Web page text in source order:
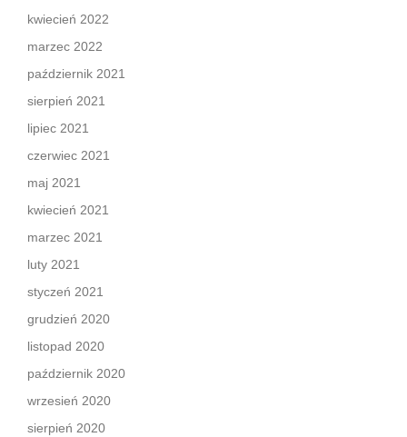
kwiecień 2022
marzec 2022
październik 2021
sierpień 2021
lipiec 2021
czerwiec 2021
maj 2021
kwiecień 2021
marzec 2021
luty 2021
styczeń 2021
grudzień 2020
listopad 2020
październik 2020
wrzesień 2020
sierpień 2020